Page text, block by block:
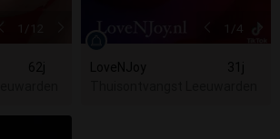
1 /12
62j
1 /4
LoveNJoy
31j